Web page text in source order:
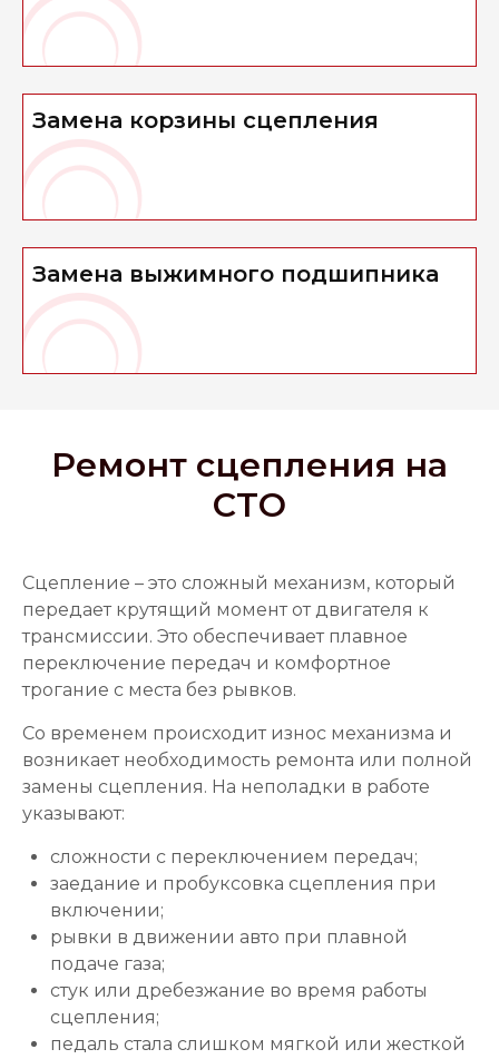
Замена корзины сцепления
Замена выжимного подшипника
Ремонт сцепления на
СТО
Сцепление – это сложный механизм, который
передает крутящий момент от двигателя к
трансмиссии. Это обеспечивает плавное
переключение передач и комфортное
трогание с места без рывков.
Со временем происходит износ механизма и
возникает необходимость ремонта или полной
замены сцепления. На неполадки в работе
указывают:
сложности с переключением передач;
заедание и пробуксовка сцепления при
включении;
рывки в движении авто при плавной
подаче газа;
стук или дребезжание во время работы
сцепления;
педаль стала слишком мягкой или жесткой